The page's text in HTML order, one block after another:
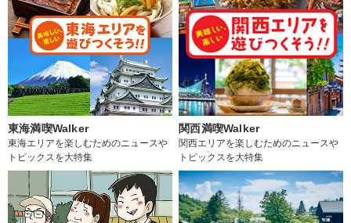
東海満喫Walker
東海エリアを楽しむためのニュースや
トピックスを大特集
関西満喫Walker
関西エリアを楽しむためのニュースや
トピックスを大特集